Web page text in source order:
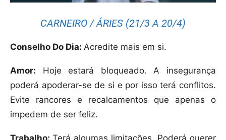
CARNEIRO / ÁRIES (21/3 A 20/4)
Conselho Do Dia: Acredite mais em si.
Amor: Hoje estará bloqueado. A insegurança
poderá apoderar-se de si e por isso terá conflitos.
Evite rancores e recalcamentos que apenas o
impedem de ser feliz.